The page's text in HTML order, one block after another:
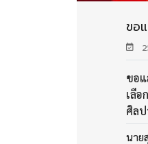
ขอ
ขอ
เลื
ศิล
นาย